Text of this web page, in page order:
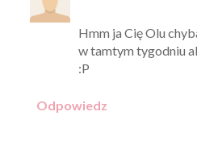
Hmm ja Cię Olu
w tamtym tygodniu
:P
Odpowiedz